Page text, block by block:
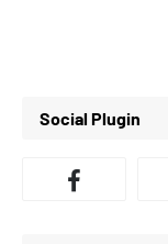
Social Plugin